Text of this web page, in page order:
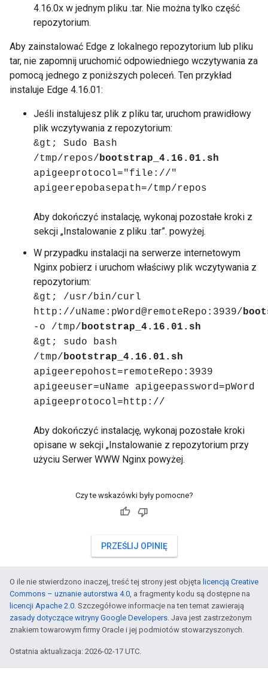
4.16.0x w jednym pliku .tar. Nie można tylko część
repozytorium.
Aby zainstalować Edge z lokalnego repozytorium lub pliku
tar, nie zapomnij uruchomić odpowiedniego wczytywania za
pomocą jednego z poniższych poleceń. Ten przykład
instaluje Edge 4.16.01:
Jeśli instalujesz plik z pliku tar, uruchom prawidłowy
plik wczytywania z repozytorium:
&gt; Sudo Bash
/tmp/repos/bootstrap_4.16.01.sh
apigeeprotocol="file://"
apigeerepobasepath=/tmp/repos
Aby dokończyć instalację, wykonaj pozostałe kroki z
sekcji „Instalowanie z pliku .tar”. powyżej.
W przypadku instalacji na serwerze internetowym
Nginx pobierz i uruchom właściwy plik wczytywania z
repozytorium:
&gt; /usr/bin/curl
http://uName:pWord@remoteRepo:3939/
-o /tmp/bootstrap_4.16.01.sh
&gt; sudo bash
/tmp/bootstrap_4.16.01.sh
apigeerepohost=remoteRepo:3939
apigeeuser=uName apigeepassword=pWord
apigeeprotocol=http://
Aby dokończyć instalację, wykonaj pozostałe kroki
opisane w sekcji „Instalowanie z repozytorium przy
użyciu Serwer WWW Nginx powyżej.
Czy te wskazówki były pomocne?
PRZEŚLIJ OPINIĘ
O ile nie stwierdzono inaczej, treść tej strony jest objęta licencją Creative
Commons – uznanie autorstwa 4.0, a fragmenty kodu są dostępne na
licencji Apache 2.0. Szczegółowe informacje na ten temat zawierają
zasady dotyczące witryny Google Developers. Java jest zastrzeżonym
znakiem towarowym firmy Oracle i jej podmiotów stowarzyszonych.
Ostatnia aktualizacja: 2026-02-17 UTC.